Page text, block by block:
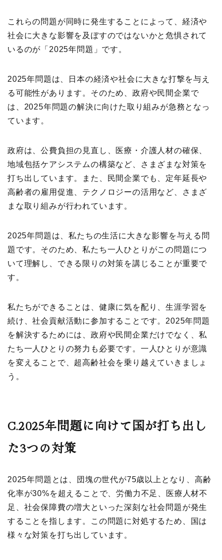
これらの問題が同時に発生することによって、経済や
社会に大きな影響を及ぼすのではないかと危惧されて
いるのが「2025年問題」です。
2025年問題は、日本の経済や社会に大きな打撃を与え
る可能性があります。そのため、政府や民間企業で
は、2025年問題の解決に向けた取り組みが急務となっ
ています。
政府は、公費負担の見直し、医療・介護人材の確保、
地域包括ケアシステムの構築など、さまざまな対策を
打ち出しています。また、民間企業でも、定年延長や
高齢者の雇用促進、テクノロジーの活用など、さまざ
まな取り組みが行われています。
2025年問題は、私たちの生活に大きな影響を与える問
題です。そのため、私たち一人ひとりがこの問題につ
いて理解し、できる限りの対策を講じることが重要で
す。
私たちができることは、健康に気を配り、生涯学習を
続け、社会貢献活動に参加することです。2025年問題
を解決するためには、政府や民間企業だけでなく、私
たち一人ひとりの努力も必要です。一人ひとりが意識
を変えることで、超高齢社会を乗り越えていきましょ
う。
C.2025年問題に向けて国が打ち出し
た3つの対策
2025年問題とは、団塊の世代が75歳以上となり、高齢
化率が30%を超えることで、労働力不足、医療人材不
足、社会保障費の増大といった深刻な社会問題が発生
することを指します。この問題に対処するため、国は
様々な対策を打ち出しています。